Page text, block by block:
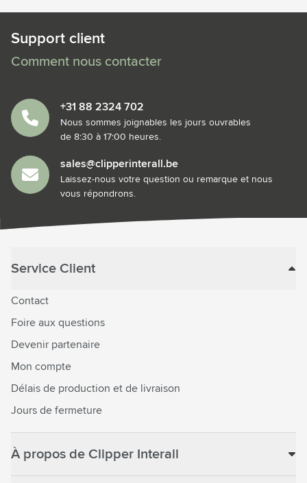
Support client
Comment nous contacter
+31 88 2324 702
Nous sommes joignables les jours ouvrables
de 8:30 à 17:00 heures.
sales@clipperinterall.be
Laissez-nous votre question ou remarque et nous
vous répondrons.
Service Client
Contact
Foire aux questions
Devenir partenaire
Mon compte
Délais de production et de livraison
Jours de fermeture
À propos de Clipper Interall